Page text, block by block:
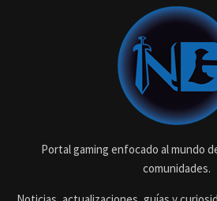
Portal gaming enfocado al mundo
comunidades.